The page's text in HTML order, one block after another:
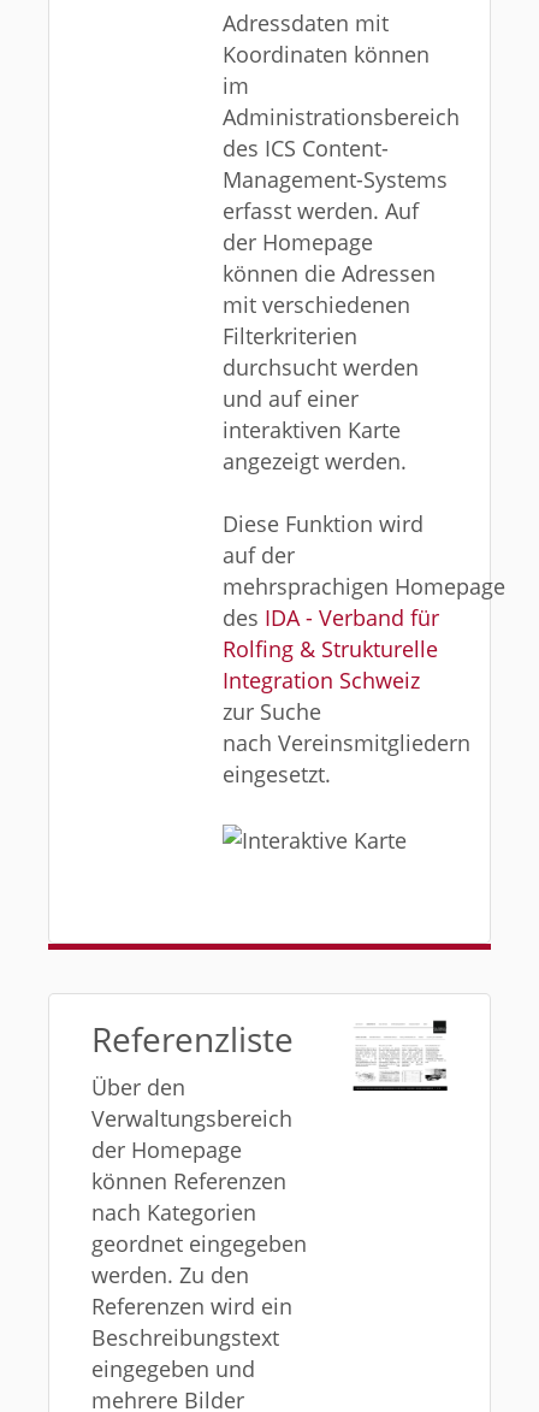
Adressdaten mit
Koordinaten können
im
Administrationsbereich
des ICS Content-
Management-Systems
erfasst werden. Auf
der Homepage
können die Adressen
mit verschiedenen
Filterkriterien
durchsucht werden
und auf einer
interaktiven Karte
angezeigt werden.
Diese Funktion wird
auf der
mehrsprachigen Homepage
des IDA - Verband für
Rolfing & Strukturelle
Integration Schweiz
zur Suche
nach Vereinsmitgliedern
eingesetzt.
Referenzliste
Über den
Verwaltungsbereich
der Homepage
können Referenzen
nach Kategorien
geordnet eingegeben
werden. Zu den
Referenzen wird ein
Beschreibungstext
eingegeben und
mehrere Bilder